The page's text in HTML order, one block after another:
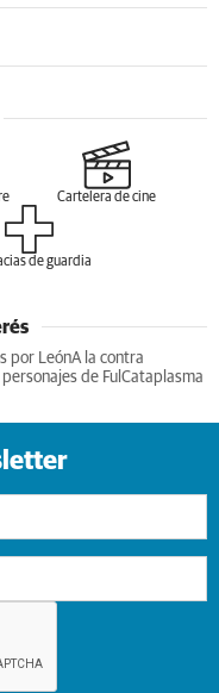
Cartelera de cine
de guardia
por LeónA la contra
de Ful Cataplasma